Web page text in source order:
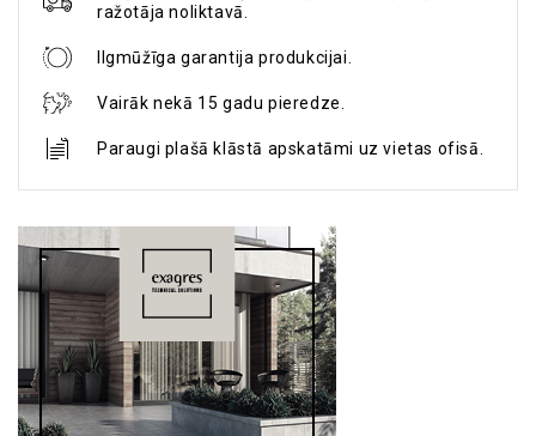
ražotāja noliktavā.
Ilgmūžīga garantija produkcijai.
Vairāk nekā 15 gadu pieredze.
Paraugi plašā klāstā apskatāmi uz vietas ofisā.